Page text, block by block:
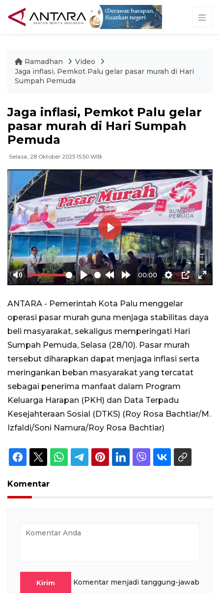
Ramadhan
Video
Jaga inflasi, Pemkot Palu gelar pasar murah di Hari
Sumpah Pemuda
Jaga inflasi, Pemkot Palu gelar
pasar murah di Hari Sumpah
Pemuda
Selasa, 28 Oktober 2025 15:50 WIB
Mute Play
Rewind
10s
Forward
10s
00:00
Settings
PIP
Play
ANTARA - Pemerintah Kota Palu menggelar
operasi pasar murah guna menjaga stabilitas daya
beli masyarakat, sekaligus memperingati Hari
Sumpah Pemuda, Selasa (28/10). Pasar murah
tersebut diharapkan dapat menjaga inflasi serta
meringankan beban masyarakat yang tercatat
sebagai penerima manfaat dalam Program
Keluarga Harapan (PKH) dan Data Terpadu
Kesejahteraan Sosial (DTKS) (Roy Rosa Bachtiar/M.
Izfaldi/Soni Namura/Roy Rosa Bachtiar)
Komentar
Kirim
Komentar menjadi tanggung-jawab